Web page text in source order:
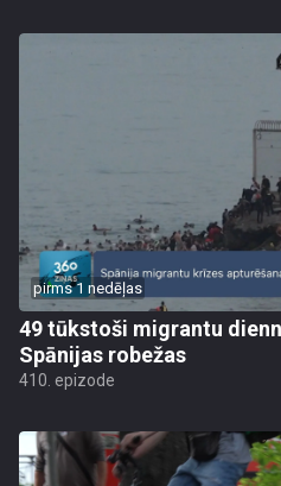
pirms 1 nedēļas
49 tūkstoši migrantu
Spānijas robežas
410. epizode